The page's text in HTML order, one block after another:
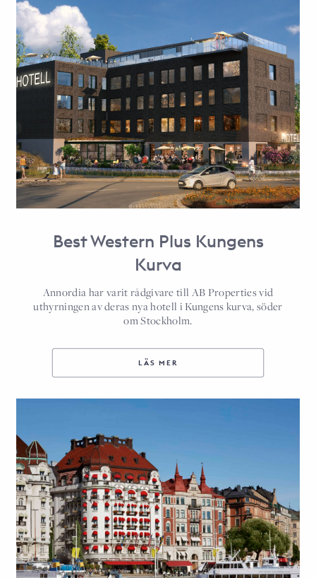
Best Western Plus Kungens
Kurva
Annordia har varit rådgivare till AB Properties vid
uthyrningen av deras nya hotell i Kungens kurva, söder
om Stockholm.
LÄS MER